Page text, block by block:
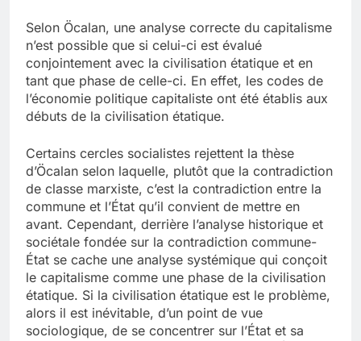
Selon Öcalan, une analyse correcte du capitalisme
n’est possible que si celui-ci est évalué
conjointement avec la civilisation étatique et en
tant que phase de celle-ci. En effet, les codes de
l’économie politique capitaliste ont été établis aux
débuts de la civilisation étatique.
Certains cercles socialistes rejettent la thèse
d’Öcalan selon laquelle, plutôt que la contradiction
de classe marxiste, c’est la contradiction entre la
commune et l’État qu’il convient de mettre en
avant. Cependant, derrière l’analyse historique et
sociétale fondée sur la contradiction commune-
État se cache une analyse systémique qui conçoit
le capitalisme comme une phase de la civilisation
étatique. Si la civilisation étatique est le problème,
alors il est inévitable, d’un point de vue
sociologique, de se concentrer sur l’État et sa